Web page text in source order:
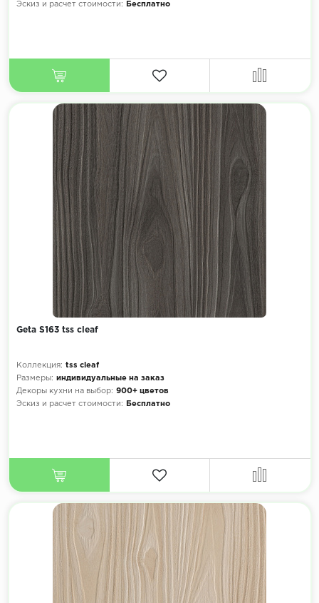
Эскиз и расчет стоимости:
Бесплатно
Geta S163 tss cleaf
Коллекция: tss cleaf
Размеры: индивидуальные на заказ
Декоры кухни на выбор: 900+ цветов
Эскиз и расчет стоимости:
Бесплатно